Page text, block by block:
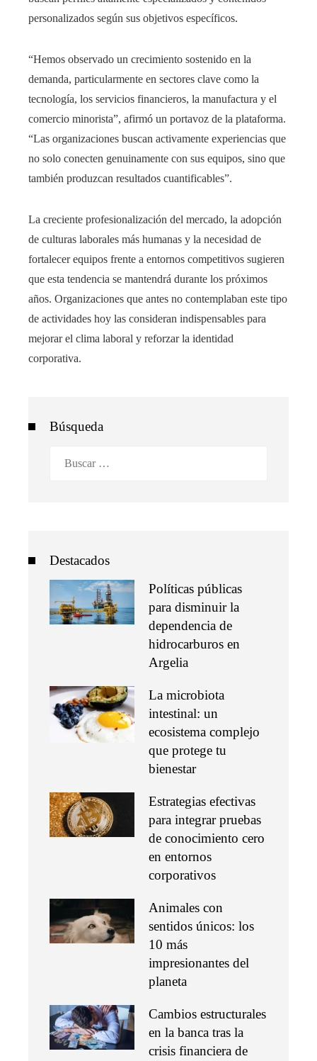
personalizados según sus objetivos específicos.
“Hemos observado un crecimiento sostenido en la
demanda, particularmente en sectores clave como la
tecnología, los servicios financieros, la manufactura y el
comercio minorista”, afirmó un portavoz de la plataforma.
“Las organizaciones buscan activamente experiencias que
no solo conecten genuinamente con sus equipos, sino que
también produzcan resultados cuantificables”.
La creciente profesionalización del mercado, la adopción
de culturas laborales más humanas y la necesidad de
fortalecer equipos frente a entornos competitivos sugieren
que esta tendencia se mantendrá durante los próximos
años. Organizaciones que antes no contemplaban este tipo
de actividades hoy las consideran indispensables para
mejorar el clima laboral y reforzar la identidad
corporativa.
Búsqueda
Destacados
Políticas públicas
para disminuir la
dependencia de
hidrocarburos en
Argelia
La microbiota
intestinal: un
ecosistema complejo
que protege tu
bienestar
Estrategias efectivas
para integrar pruebas
de conocimiento cero
en entornos
corporativos
Animales con
sentidos únicos: los
10 más
impresionantes del
planeta
Cambios estructurales
en la banca tras la
crisis financiera de